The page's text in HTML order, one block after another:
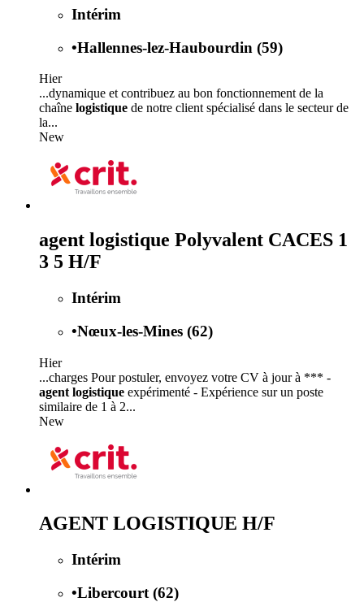
Intérim
•Hallennes-lez-Haubourdin (59)
Hier
...dynamique et contribuez au bon fonctionnement de la
chaîne logistique de notre client spécialisé dans le secteur de
la...
New
agent logistique Polyvalent CACES 1
3 5 H/F
Intérim
•Nœux-les-Mines (62)
Hier
...charges Pour postuler, envoyez votre CV à jour à *** -
agent logistique expérimenté - Expérience sur un poste
similaire de 1 à 2...
New
AGENT LOGISTIQUE H/F
Intérim
•Libercourt (62)